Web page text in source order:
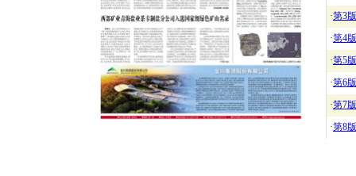
·第3版
·第4版
·第5版
·第6版
·第7版
·第8版